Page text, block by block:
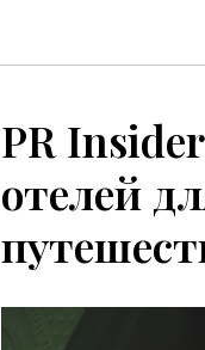
PR
отелей